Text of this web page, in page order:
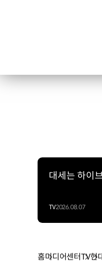
대세는 하이
TV2026.08.07
홈미디어센터TV현